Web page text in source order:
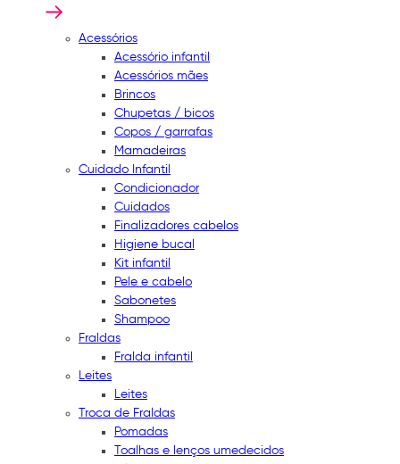
Acessórios
Acessório infantil
Acessórios mães
Brincos
Chupetas / bicos
Copos / garrafas
Mamadeiras
Cuidado Infantil
Condicionador
Cuidados
Finalizadores cabelos
Higiene bucal
Kit infantil
Pele e cabelo
Sabonetes
Shampoo
Fraldas
Fralda infantil
Leites
Leites
Troca de Fraldas
Pomadas
Toalhas e lenços umedecidos